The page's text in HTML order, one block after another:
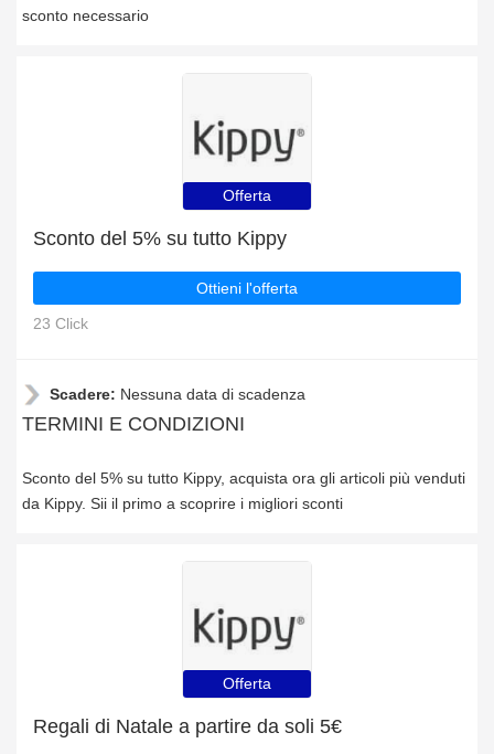
sconto necessario
Offerta
Sconto del 5% su tutto Kippy
Ottieni l'offerta
23 Click
Scadere: Nessuna data di scadenza
TERMINI E CONDIZIONI
Sconto del 5% su tutto Kippy, acquista ora gli articoli più venduti
da Kippy. Sii il primo a scoprire i migliori sconti
Offerta
Regali di Natale a partire da soli 5€